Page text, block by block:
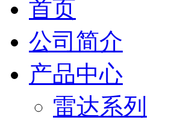
首页
公司简介
产品中心
雷达系列